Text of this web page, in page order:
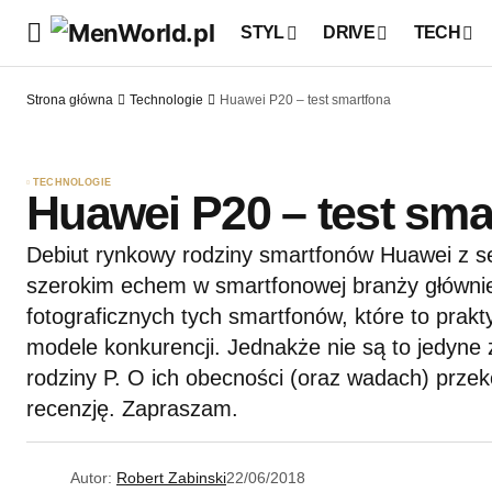
STYL DRIVE TECH
Strona główna Technologie Huawei P20 – test smartfona
TECHNOLOGIE
Huawei P20 – test
Debiut rynkowy rodziny smartfonów Huawei z
szerokim echem w smartfonowej branży
fotograficznych tych smartfonów, które to
modele konkurencji. Jednakże nie są to
rodziny P. O ich obecności (oraz wadach)
recenzję. Zapraszam.
Autor: Robert Zabinski22/06/2018